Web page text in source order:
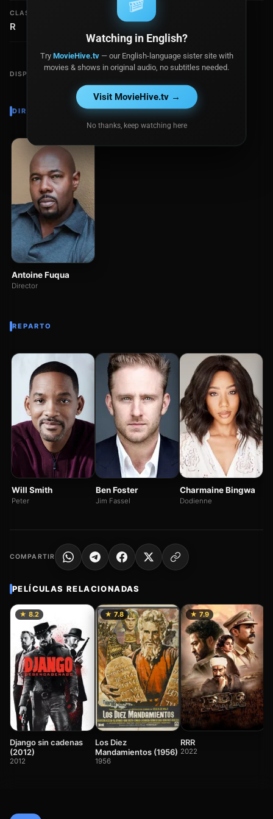
CLASIFICACIÓN
R
DISPONIBLE EN
DIRECTOR
Antoine Fuqua
Director
REPARTO
Will Smith
Peter
Ben Foster
Jim Fassel
Charmaine Bingwa
Dodienne
COMPARTIR
PELÍCULAS RELACIONADAS
★ 8.2
Django sin cadenas
(2012)
2012
★ 7.8
Los Diez
Mandamientos (1956)
1956
★ 7.9
RRR
2022
Watching in English?
Try MovieHive.tv— our English-language sister site with
movies & shows in original audio, no subtitles needed.
Visit MovieHive.tv →
No thanks, keep watching here